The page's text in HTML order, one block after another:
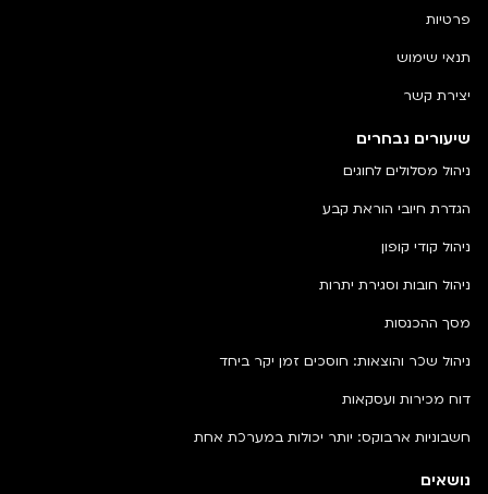
נושאים
שיעורים נבחרים
ניהול מסלולים לחוגים
הגדרת חיובי הוראת קבע
ניהול קודי קופון
ניהול חובות וסגירת יתרות
מסך ההכנסות
ניהול שכר והוצאות: חוסכים זמן יקר ביחד
דוח מכירות ועסקאות
חשבוניות ארבוקס: יותר יכולות במערכת אחת
פרטיות
תנאי שימוש
יצירת קשר